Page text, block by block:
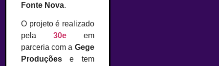
Fonte Nova.
O projeto é realizado
pela 30eem
parceria com a Gege
Produções e tem